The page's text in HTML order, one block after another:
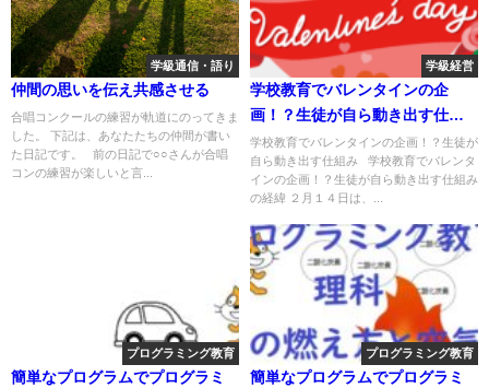
学級通信・語り
仲間の思いを伝え共感させる
合唱コンクールの練習が軌道にのってきま
した。 下記は、あなたたちの仲間が書い
た日記です。 前の日記で○○さんが合唱
コンの練習が楽しいと言...
学級経営
学校教育でバレンタインの企
画！？生徒が自ら動き出す仕組
み
学校教育でバレンタインの企画！？生徒が
自ら動き出す仕組み 学校教育でバレンタ
インの企画！？生徒が自ら動き出す仕組み
の経緯 ２月１４日は、...
プログラミング教育
簡単なプログラムでプログラミ
プログラミング教育
簡単なプログラムでプログラミ